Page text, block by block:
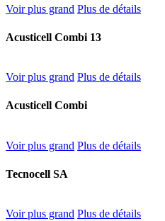
Voir plus grand Plus de détails
Acusticell Combi 13
Voir plus grand Plus de détails
Acusticell Combi
Voir plus grand Plus de détails
Tecnocell SA
Voir plus grand Plus de détails